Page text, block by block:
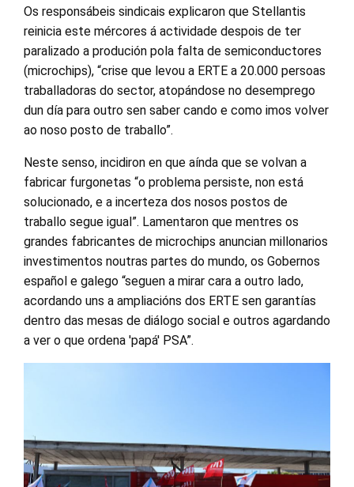
Os responsábeis sindicais explicaron que Stellantis
reinicia este mércores á actividade despois de ter
paralizado a produción pola falta de semiconductores
(microchips), “crise que levou a ERTE a 20.000 persoas
traballadoras do sector, atopándose no desemprego
dun día para outro sen saber cando e como imos volver
ao noso posto de traballo”.
Neste senso, incidiron en que aínda que se volvan a
fabricar furgonetas “o problema persiste, non está
solucionado, e a incerteza dos nosos postos de
traballo segue igual”. Lamentaron que mentres os
grandes fabricantes de microchips anuncian millonarios
investimentos noutras partes do mundo, os Gobernos
español e galego “seguen a mirar cara a outro lado,
acordando uns a ampliacións dos ERTE sen garantías
dentro das mesas de diálogo social e outros agardando
a ver o que ordena 'papá' PSA”.